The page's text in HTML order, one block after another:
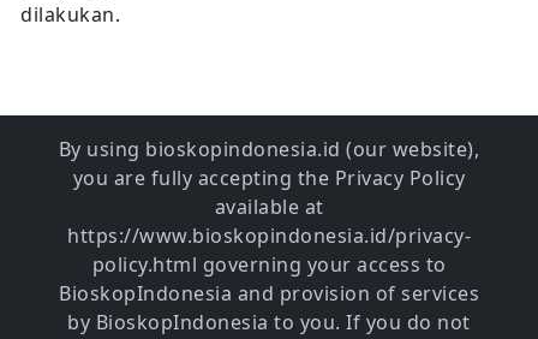
dilakukan.
By using bioskopindonesia.id (our website),
you are fully accepting the Privacy Policy
available at
https://www.bioskopindonesia.id/privacy-
policy.html governing your access to
BioskopIndonesia and provision of services
by BioskopIndonesia to you. If you do not